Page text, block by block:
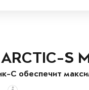
S
С обеспечит